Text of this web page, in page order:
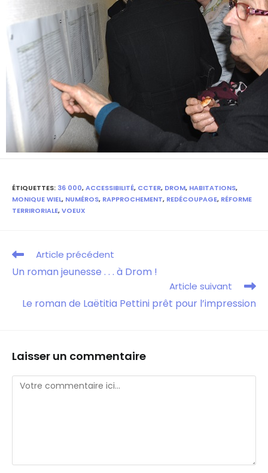
ÉTIQUETTES: 36 000,ACCESSIBILITÉ, CCTER, DROM, HABITATIONS,
MONIQUE WIEL, NUMÉROS, RAPPROCHEMENT, REDÉCOUPAGE, RÉFORME
TERRIRORIALE,VOEUX
Article précédent
Un roman jeunesse . . . à Drom !
Article suivant
Le roman de Laëtitia Pettini prêt pour l’impression
Laisser un commentaire